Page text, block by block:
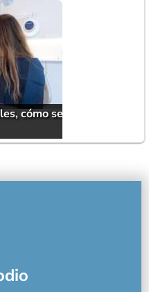
cómo se